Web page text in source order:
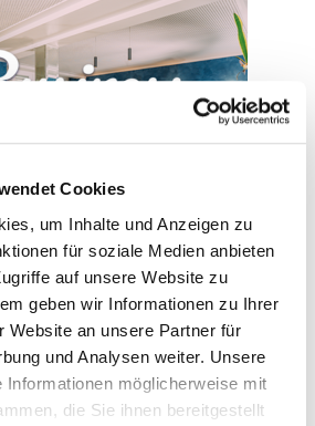
Cookies
um Inhalte und Anzeigen zu
für soziale Medien anbieten
auf unsere Website zu
geben wir Informationen zu Ihrer
Website an unsere Partner für
und Analysen weiter. Unsere
Informationen möglicherweise mit
die Sie ihnen bereitgestellt
Rate
täglich
Übernachtung für eine
Person
ab 99 € pro Nacht